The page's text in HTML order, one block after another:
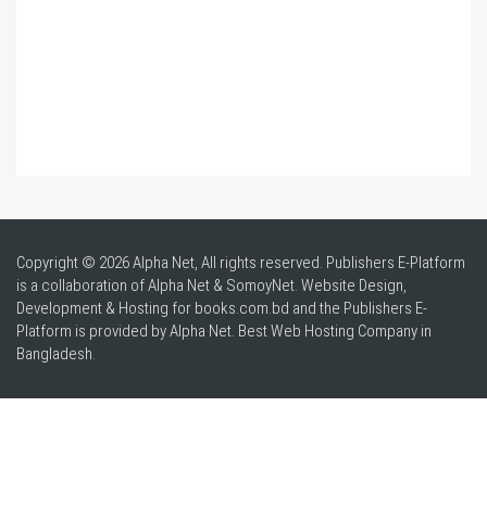
Copyright © 2026 Alpha Net, All rights reserved. Publishers E-Platform
is a collaboration of Alpha Net & SomoyNet. Website Design,
Development & Hosting for books.com.bd and the Publishers E-
Platform is provided by Alpha Net. BestWeb Hosting Company in
Bangladesh.